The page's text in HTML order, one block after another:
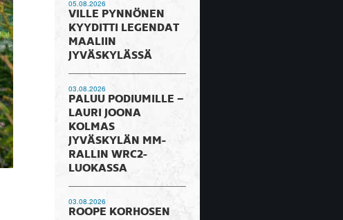
05.08.2026
VILLE PYNNÖNEN
KYYDITTI LEGENDAT
MAALIIN
JYVÄSKYLÄSSÄ
03.08.2026
PALUU PODIUMILLE –
LAURI JOONA
KOLMAS
JYVÄSKYLÄN MM-
RALLIN WRC2-
LUOKASSA
03.08.2026
ROOPE KORHOSEN